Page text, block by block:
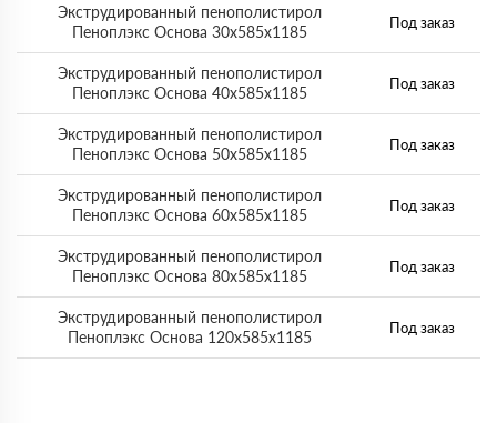
Экструдированный пенополистирол
Пеноплэкс Основа 30х585х1185
Под заказ
Экструдированный пенополистирол
Пеноплэкс Основа 40х585х1185
Под заказ
Экструдированный пенополистирол
Пеноплэкс Основа 50х585х1185
Под заказ
Экструдированный пенополистирол
Пеноплэкс Основа 60х585х1185
Под заказ
Экструдированный пенополистирол
Пеноплэкс Основа 80х585х1185
Под заказ
Экструдированный пенополистирол
Пеноплэкс Основа 120х585х1185
Под заказ